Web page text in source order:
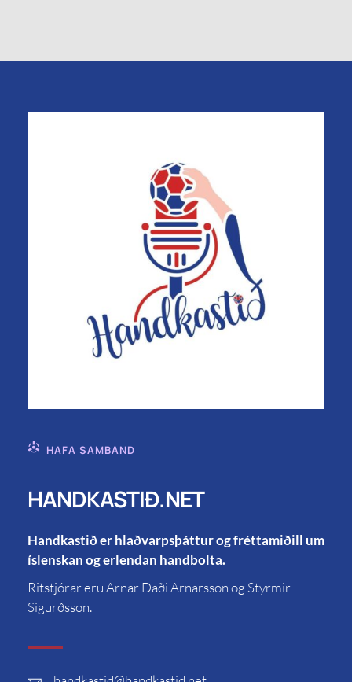
HAFA SAMBAND
HANDKASTIÐ.NET
Handkastið er hlaðvarpsþáttur og fréttamiðill um
íslenskan og erlendan handbolta.
Ritstjórar eru Arnar Daði Arnarsson og Styrmir
Sigurðsson.